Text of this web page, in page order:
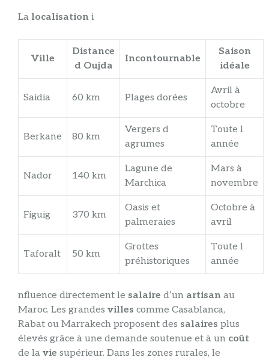
La localisation i
Ville
Distance
d Oujda
Incontournable
Saison
idéale
Saidia 60 km Plages dorées
Avril à
octobre
Berkane 80 km
Vergers d
agrumes
Toute l
année
Nador 140 km
Lagune de
Marchica
Mars à
novembre
Figuig 370 km
Oasis et
palmeraies
Octobre à
avril
Taforalt 50 km
Grottes
préhistoriques
Toute l
année
nfluence directement le salaire d’un artisan au
Maroc. Les grandes villes comme Casablanca,
Rabat ou Marrakech proposent des salaires plus
élevés grâce à une demande soutenue et à un coût
de la vie supérieur. Dans les zones rurales, le